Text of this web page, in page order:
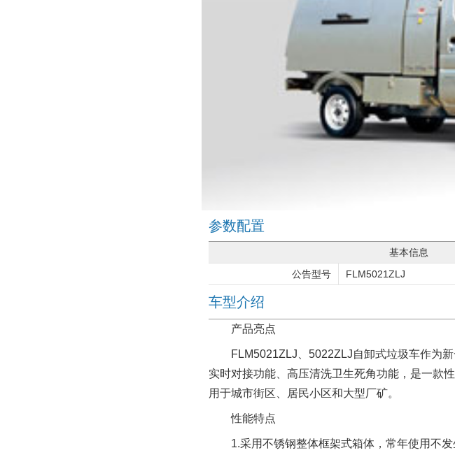
参数配置
基本信息
公告型号
FLM5021ZLJ
车型介绍
产品亮点
FLM5021ZLJ、5022ZLJ自卸式垃圾车作为新
实时对接功能、高压清洗卫生死角功能，是一款
用于城市街区、居民小区和大型厂矿。
性能特点
1.采用不锈钢整体框架式箱体，常年使用不发